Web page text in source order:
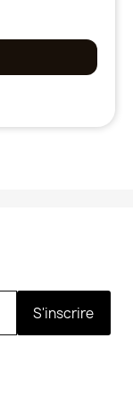
S'inscrire